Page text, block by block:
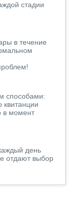
стадии
в течение
способами:
квитанции
в момент
день
отдают выбор